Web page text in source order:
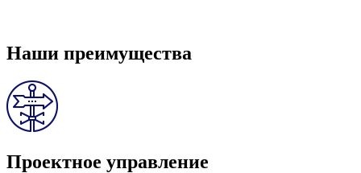
Наши преимущества
Проектное управление